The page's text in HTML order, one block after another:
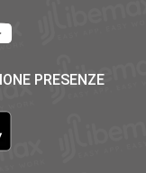
PRESENZE